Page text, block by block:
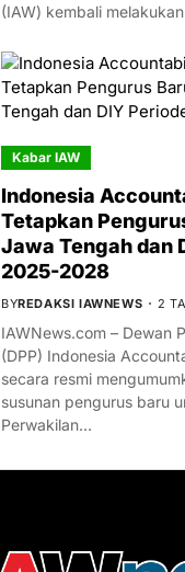
(IAW) kembali
Kabar IAW
Indonesia
Tetapkan
Jawa Tengah dan
2025-2028
BYREDAKSI IAWNEWS 2
IAWNews.com – Dewan
(DPP) Indonesia
secara resmi
susunan pengurus baru
Perwakilan…